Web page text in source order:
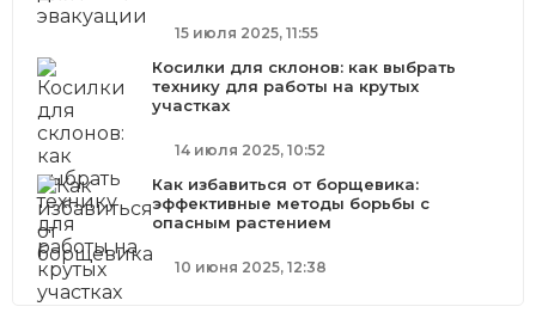
15 июля 2025, 11:55
Косилки для склонов: как выбрать
технику для работы на крутых
участках
14 июля 2025, 10:52
Как избавиться от борщевика:
эффективные методы борьбы с
опасным растением
10 июня 2025, 12:38